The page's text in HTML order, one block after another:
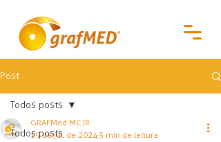
Post
Todos posts
Todos posts
GRAFMed MCJR
19 de jul. de 2024 3 min de leitura